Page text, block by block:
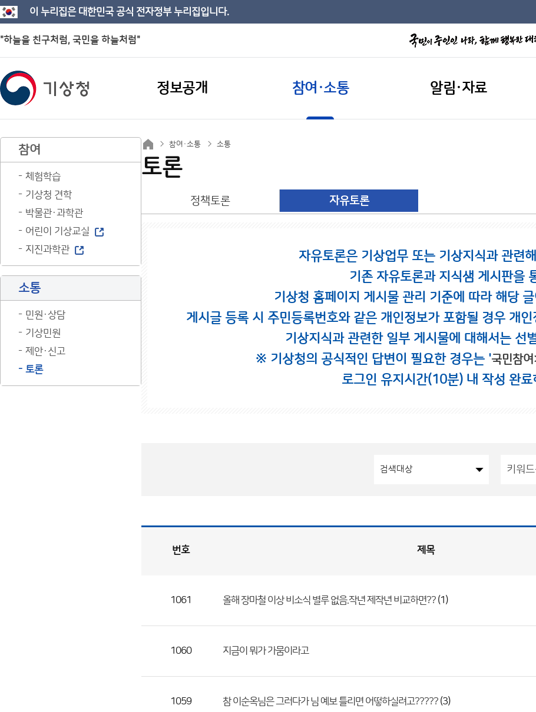
이 누리집은 대한민국 공식 전자정부 누리집입니다.
"하늘을 친구처럼, 국민을 하늘처럼"
정보공개 참여·소통 알림·자료
참여
체험학습
기상청 견학
박물관·과학관
어린이 기상교실
지진과학관
소통
민원·상담
기상민원
제안·신고
토론
참여·소통 소통
토론
정책토론 자유토론
자유토론은 기상업무 또는 기상지식과 관련
기존 자유토론과 지식샘 게시판을
기상청 홈페이지 게시물 관리 기준에 따라 해당
게시글 등록 시 주민등록번호와 같은 개인정보가 포함될 경우 개
기상지식과 관련한 일부 게시물에 대해서는 선
※ 기상청의 공식적인 답변이 필요한 경우는 '국민참
로그인 유지시간(10분) 내 작성 완
번호 제목
1061 올해 장마철 이상 비소식 별루 없음.작년 제작년 비교하면?? (1)
1060 지금이 뭐가 가뭄이라고
1059 참 이순옥님은 그러다가 님 예보 틀리면 어떻하실려고????? (3)